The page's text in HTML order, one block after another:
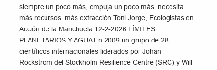
siempre un poco más, empuja un poco más, necesita
más recursos, más extracción Toni Jorge, Ecologistas en
Acción de la Manchuela.12-2-2026 LÍMITES
PLANETARIOS Y AGUA En 2009 un grupo de 28
científicos internacionales liderados por Johan
Rockström del Stockholm Resilience Centre (SRC) y Will